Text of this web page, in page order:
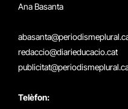
Ana Basanta
redaccio@diarieducacio.cat
Telèfon: